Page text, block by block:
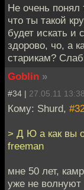
Не очень
что ты такой
будет искать и
здорово, чо, а
старикам?
Goblin »
#34 | 27.05.11 13:38
Кому: Shurd,
> Д Ю а как вы
freeman
мне 50 лет,
уже не волнуют